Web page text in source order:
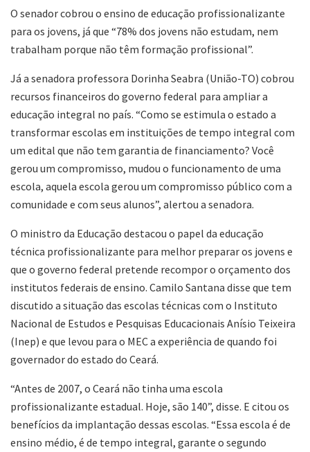
O senador cobrou o ensino de educação profissionalizante
para os jovens, já que “78% dos jovens não estudam, nem
trabalham porque não têm formação profissional”.
Já a senadora professora Dorinha Seabra (União-TO) cobrou
recursos financeiros do governo federal para ampliar a
educação integral no país. “Como se estimula o estado a
transformar escolas em instituições de tempo integral com
um edital que não tem garantia de financiamento? Você
gerou um compromisso, mudou o funcionamento de uma
escola, aquela escola gerou um compromisso público com a
comunidade e com seus alunos”, alertou a senadora.
O ministro da Educação destacou o papel da educação
técnica profissionalizante para melhor preparar os jovens e
que o governo federal pretende recompor o orçamento dos
institutos federais de ensino. Camilo Santana disse que tem
discutido a situação das escolas técnicas com o Instituto
Nacional de Estudos e Pesquisas Educacionais Anísio Teixeira
(Inep) e que levou para o MEC a experiência de quando foi
governador do estado do Ceará.
“Antes de 2007, o Ceará não tinha uma escola
profissionalizante estadual. Hoje, são 140”, disse. E citou os
benefícios da implantação dessas escolas. “Essa escola é de
ensino médio, é de tempo integral, garante o segundo